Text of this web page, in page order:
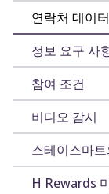
연락처 데이터
정보 요구 사
참여 조건
비디오 감시
스테이스마
H Rewards